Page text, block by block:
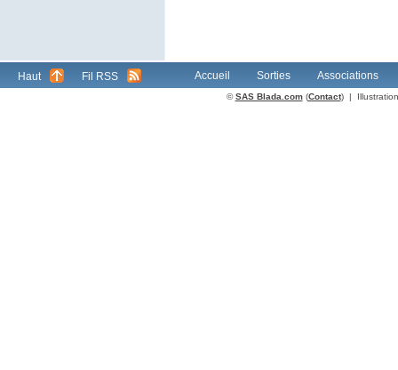
Haut Fil RSS Accueil Sorties Associations
©SAS Blada.com(Contact) |